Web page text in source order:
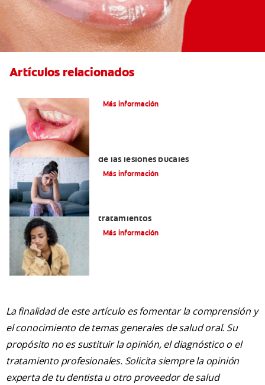
Artículos relacionados
Más información
de las lesiones bucales
Más información
tratamientos
Más información
La finalidad de este artículo es fomentar la comprensión y
el conocimiento de temas generales de salud oral. Su
propósito no es sustituir la opinión, el diagnóstico o el
tratamiento profesionales. Solicita siempre la opinión
experta de tu dentista u otro proveedor de salud